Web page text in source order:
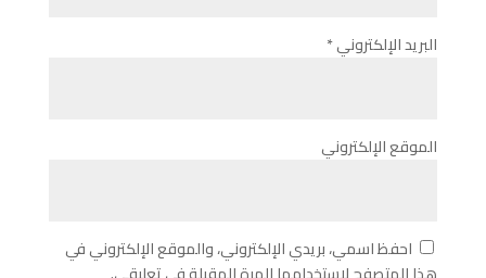
البريد الإلكتروني*
الموقع الإلكتروني
احفظ اسمي، بريدي الإلكتروني، والموقع الإلكتروني في